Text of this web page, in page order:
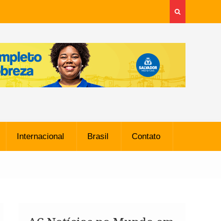
Internacional Brasil Contato